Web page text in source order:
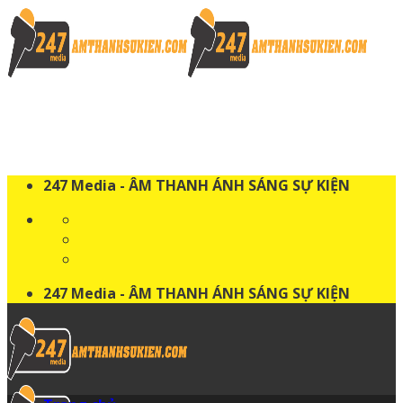
Skip
to
content
247 Media - ÂM THANH ÁNH SÁNG SỰ KIỆN
247 Media - ÂM THANH ÁNH SÁNG SỰ KIỆN